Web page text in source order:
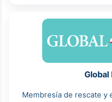
Global
Membresía de rescate y